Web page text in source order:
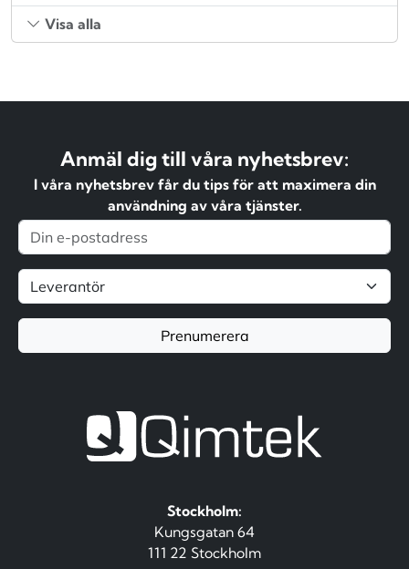
Visa alla
Anmäl dig till våra nyhetsbrev:
I våra nyhetsbrev får du tips för att maximera din
användning av våra tjänster.
Prenumerera
Stockholm:
Kungsgatan 64
111 22 Stockholm